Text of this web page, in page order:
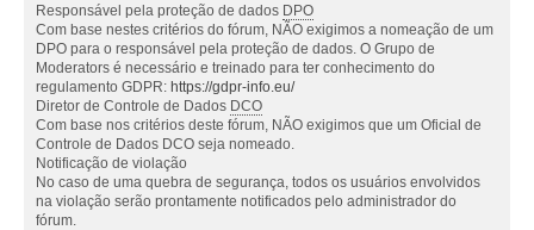
Responsável pela proteção de dados DPO
Com base nestes critérios do fórum, NÃO exigimos a nomeação de um
DPO para o responsável pela proteção de dados. O Grupo de
Moderators é necessário e treinado para ter conhecimento do
regulamento GDPR: https://gdpr-info.eu/
Diretor de Controle de Dados DCO
Com base nos critérios deste fórum, NÃO exigimos que um Oficial de
Controle de Dados DCO seja nomeado.
Notificação de violação
No caso de uma quebra de segurança, todos os usuários envolvidos
na violação serão prontamente notificados pelo administrador do
fórum.